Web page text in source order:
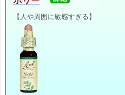
【人や周囲に敏感すぎる】